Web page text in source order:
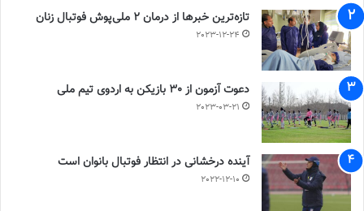
تازه‌ترین خبرها از درمان ۲ ملی‌پوش فوتبال زنان
2023-12-24
دعوت آزمون از 30 بازیکن به اردوی تیم ملی
2023-03-21
آینده درخشانی در انتظار فوتبال بانوان است
2022-12-10